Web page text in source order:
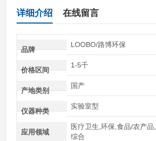
详细介绍 在线留言
品牌
LOOBO/路博环保
价格区间
1-5千
产地类别
国产
仪器种类
实验室型
应用领域
医疗卫生,环保,食品/农产品
综合